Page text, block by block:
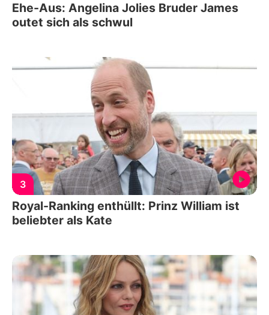
Ehe-Aus: Angelina Jolies Bruder James
outet sich als schwul
3
Royal-Ranking enthüllt: Prinz William ist
beliebter als Kate